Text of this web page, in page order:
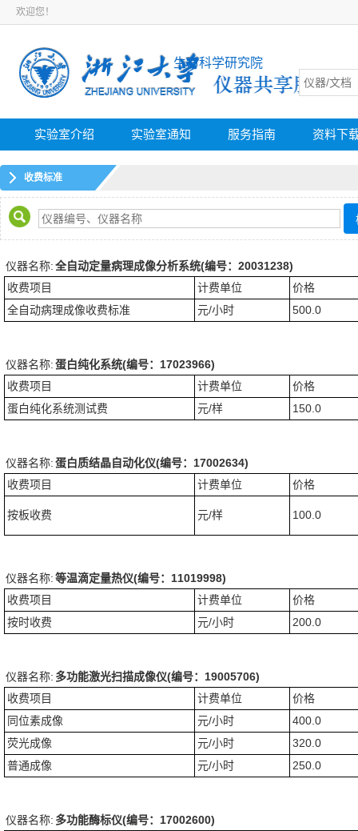
欢迎您！
生命科学研究院
实验室介绍 实验室通知 服务指南 资料下
收费标准
仪器名称:全自动定量病理成像分析系统(编号：20031238)
收费项目
计费单位
价格
全自动病理成像收费标准
元/小时 500.0
仪器名称:蛋白纯化系统(编号：17023966)
收费项目
计费单位
价格
蛋白纯化系统测试费
元/样 150.0
仪器名称:蛋白质结晶自动化仪(编号：17002634)
收费项目
计费单位 价格
按板收费 元/样 100.0
仪器名称:等温滴定量热仪(编号：11019998)
收费项目
计费单位
价格
按时收费
元/小时 200.0
仪器名称: 多功能激光扫描成像仪(编号：19005706)
收费项目
计费单位
价格
同位素成像
元/小时
400.0
荧光成像
元/小时
320.0
普通成像
元/小时 250.0
仪器名称: 多功能酶标仪(编号：17002600)